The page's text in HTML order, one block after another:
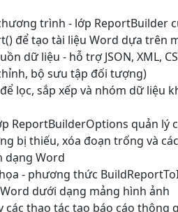
trình - lớp ReportBuilder
để tạo tài liệu Word dựa trên
dữ liệu - hỗ trợ JSON, XML,
bộ sưu tập đối tượng)
lọc, sắp xếp và nhóm dữ liệu
ReportBuilderOptions quản lý
bị thiếu, xóa đoạn trống và
dạng Word
- phương thức
dưới dạng mảng hình ảnh
các thao tác tạo báo cáo thông